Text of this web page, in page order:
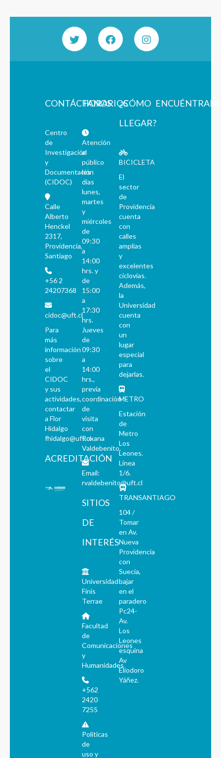
CONTÁCTANOS
Centro
de
Investigación
y
Documentación
(CIDOC)
Calle
Alberto
Henckel
2317,
Providencia,
Santiago
+56 2
24207368
cidoc@uft.cl
Para
más
información
sobre
el
CIDOC
y sus
actividades,
contactar
a Flor
Hidalgo
fhidalgo@uft.cl
ACREDITACIÓN
HORARIOS
Atención
al
público
los
días
lunes,
martes
y
miércoles
de
09:30
a
14:00
hrs. y
de
15:00
a
17:30
hrs.
Jueves
de
09:30
a
14:00
hrs.,
previa
coordinación
de
visita
con
Roxana
Valdebenito.
Email:
rvaldebenito@uft.cl
SITIOS
DE
INTERÉS
Universidad
Finis
Terrae
Facultad
de
Comunicaciones
y
Humanidades
+562
2420
7255
Políticas
de
uso y
¿CÓMO
LLEGAR?
BICICLETA
El
sector
de
Providencia
cuenta
con
calles
amplias
y
excelentes
ciclovías.
Además,
la
Universidad
cuenta
con
un
lugar
especial
para
dejarlas.
METRO
Estación
de
Metro
Los
Leones.
Línea
1/6.
TRANSANTIAGO
104 /
Tomar
en Av.
Nueva
Providencia
con
Suecia,
bajar
en el
paradero
Pc24-
Av.
Los
Leones
esquina
Av
Eliodoro
Yáñez.